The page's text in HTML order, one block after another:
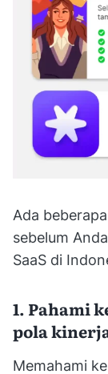
Ada
sebelum
SaaS di
1. Pahami
pola
Memahami